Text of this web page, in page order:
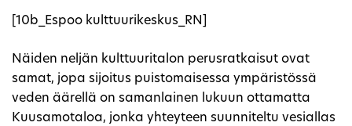
[10b_Espoo kulttuurikeskus_RN]
Näiden neljän kulttuuritalon perusratkaisut ovat
samat, jopa sijoitus puistomaisessa ympäristössä
veden äärellä on samanlainen lukuun ottamatta
Kuusamotaloa, jonka yhteyteen suunniteltu vesiallas